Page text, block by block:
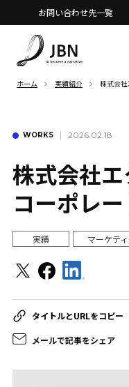
お問い合わせ先一覧
ホーム 実績紹介 株式会
WORKS 2026.02.18
株式会社エ
コーポレ
実績 マーケテ
メールで記事をシェア